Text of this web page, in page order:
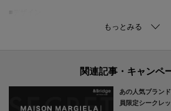
ラグランスリーブのリラックスデザイン。
あの人気ブラン
員限定シークレッ